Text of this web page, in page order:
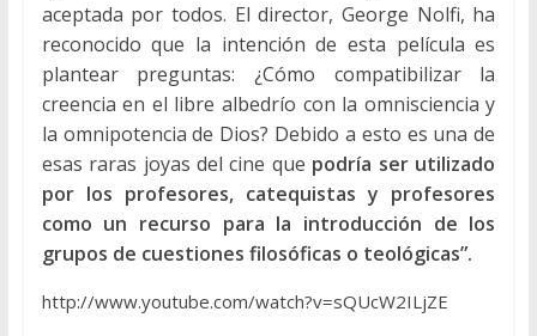
aceptada por todos. El director, George Nolfi, ha
reconocido que la intención de esta película es
plantear preguntas: ¿Cómo compatibilizar la
creencia en el libre albedrío con la omnisciencia y
la omnipotencia de Dios? Debido a esto es una de
esas raras joyas del cine que podría ser utilizado
por los profesores, catequistas y profesores
como un recurso para la introducción de los
grupos de cuestiones filosóficas o teológicas”.
http://www.youtube.com/watch?v=sQUcW2ILjZE